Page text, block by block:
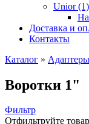
Unior (1)
Доставка и
Контакты
Каталог »
Воротки 1"
Фильтр
Отфильтруйте